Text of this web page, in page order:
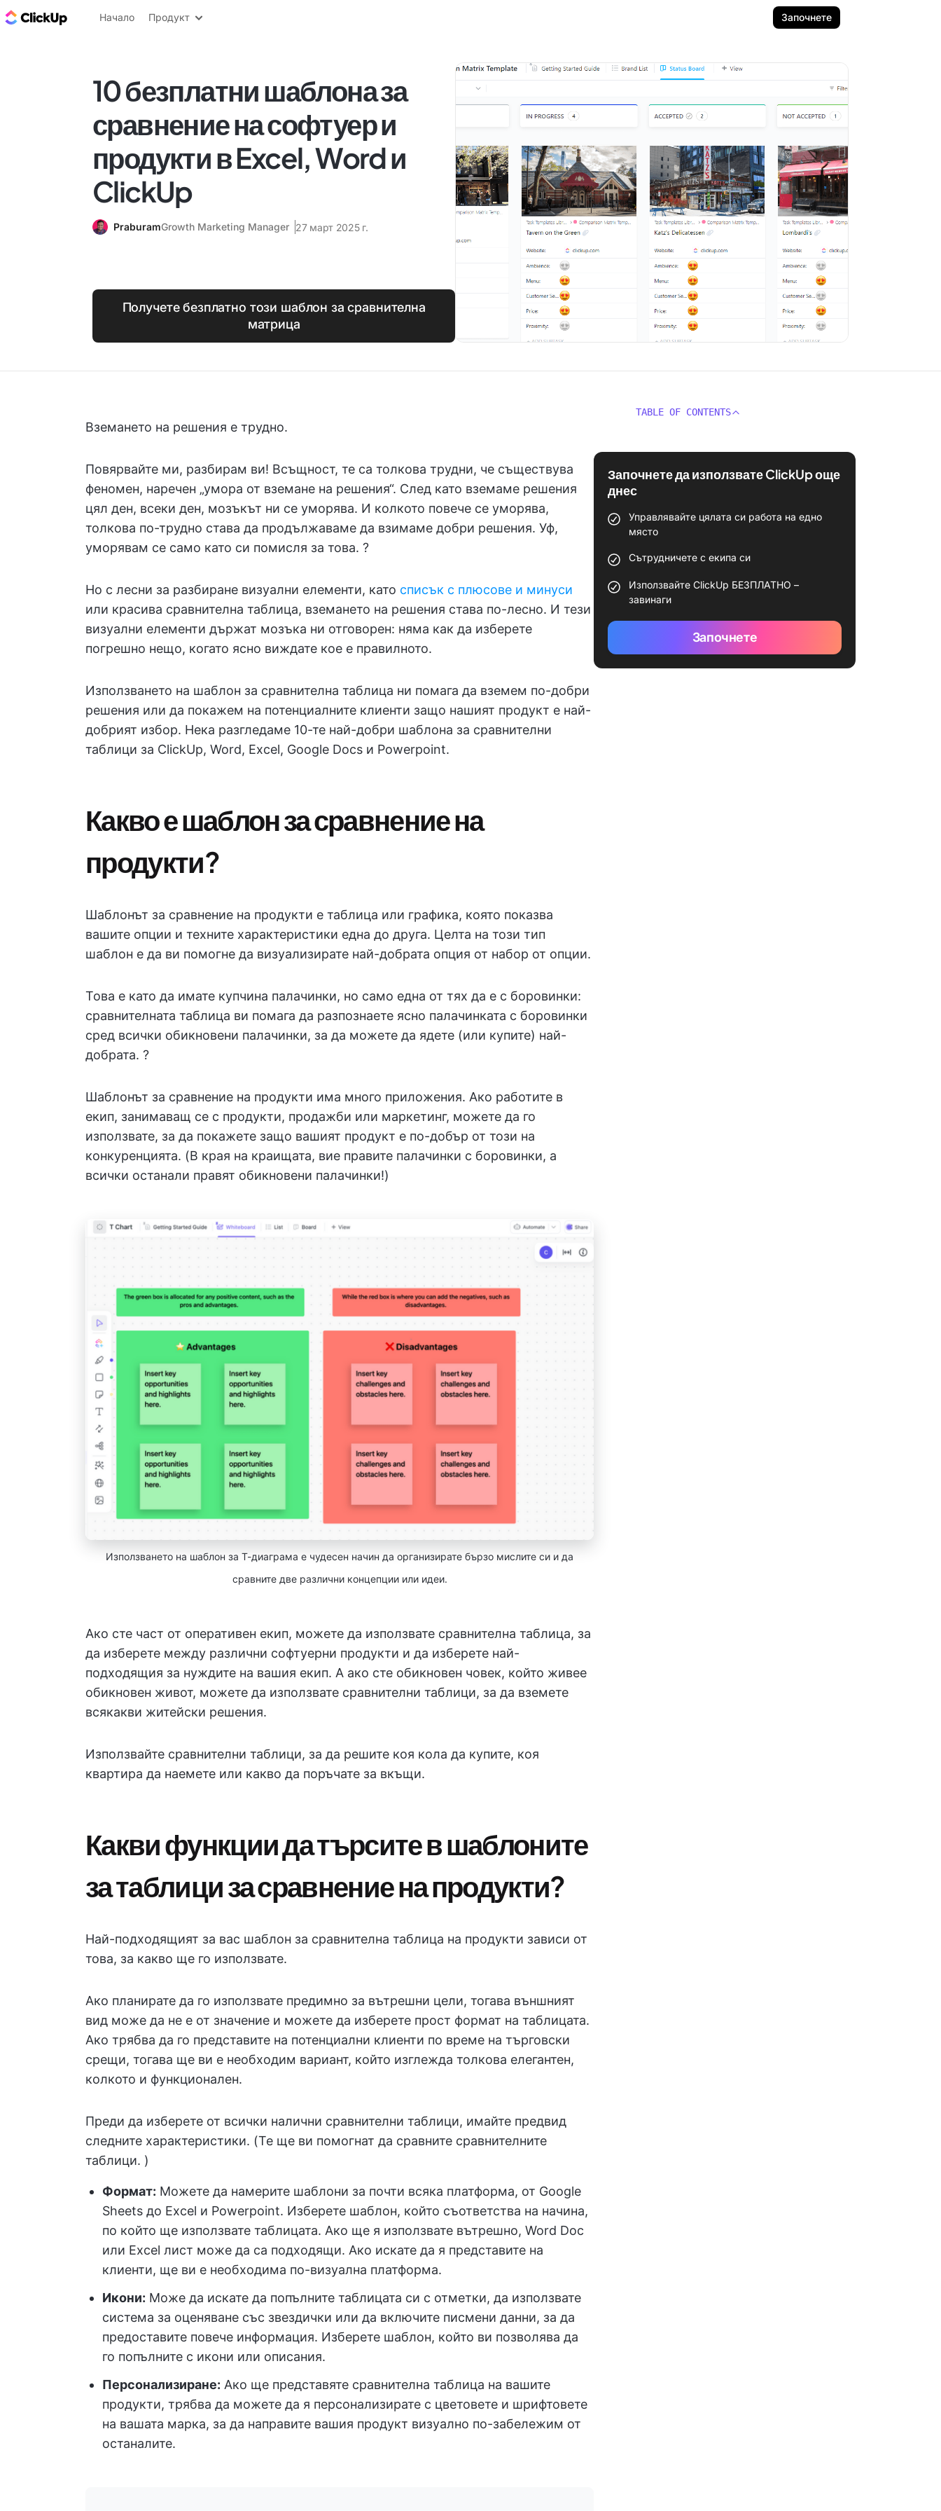
ClickUp блог
Начало Продукт Започнете
10 безплатни шаблона за
сравнение на софтуер и
продукти в Excel, Word и
ClickUp
PraburamGrowth Marketing Manager 27 март 2025 г.
Получете безплатно този шаблон за сравнителна
матрица
Вземането на решения е трудно.
Повярвайте ми, разбирам ви! Всъщност, те са толкова трудни, че съществува
феномен, наречен „умора от вземане на решения“. След като вземаме решения
цял ден, всеки ден, мозъкът ни се уморява. И колкото повече се уморява,
толкова по-трудно става да продължаваме да взимаме добри решения. Уф,
уморявам се само като си помисля за това. ?
Но с лесни за разбиране визуални елементи, като списък с плюсове и минуси
или красива сравнителна таблица, вземането на решения става по-лесно. И тези
визуални елементи държат мозъка ни отговорен: няма как да изберете
погрешно нещо, когато ясно виждате кое е правилното.
Използването на шаблон за сравнителна таблица ни помага да вземем по-добри
решения или да покажем на потенциалните клиенти защо нашият продукт е най-
добрият избор. Нека разгледаме 10-те най-добри шаблона за сравнителни
таблици за ClickUp, Word, Excel, Google Docs и Powerpoint.
Какво е шаблон за сравнение на
продукти?
Шаблонът за сравнение на продукти е таблица или графика, която показва
вашите опции и техните характеристики една до друга. Целта на този тип
шаблон е да ви помогне да визуализирате най-добрата опция от набор от опции.
Това е като да имате купчина палачинки, но само една от тях да е с боровинки:
сравнителната таблица ви помага да разпознаете ясно палачинката с боровинки
сред всички обикновени палачинки, за да можете да ядете (или купите) най-
добрата. ?
Шаблонът за сравнение на продукти има много приложения. Ако работите в
екип, занимаващ се с продукти, продажби или маркетинг, можете да го
използвате, за да покажете защо вашият продукт е по-добър от този на
конкуренцията. (В края на краищата, вие правите палачинки с боровинки, а
всички останали правят обикновени палачинки!)
Използването на шаблон за T-диаграма е чудесен начин да организирате бързо мислите си и да
сравните две различни концепции или идеи.
Ако сте част от оперативен екип, можете да използвате сравнителна таблица, за
да изберете между различни софтуерни продукти и да изберете най-
подходящия за нуждите на вашия екип. А ако сте обикновен човек, който живее
обикновен живот, можете да използвате сравнителни таблици, за да вземете
всякакви житейски решения.
Използвайте сравнителни таблици, за да решите коя кола да купите, коя
квартира да наемете или какво да поръчате за вкъщи.
Какви функции да търсите в шаблоните
за таблици за сравнение на продукти?
Най-подходящият за вас шаблон за сравнителна таблица на продукти зависи от
това, за какво ще го използвате.
Ако планирате да го използвате предимно за вътрешни цели, тогава външният
вид може да не е от значение и можете да изберете прост формат на таблицата.
Ако трябва да го представите на потенциални клиенти по време на търговски
срещи, тогава ще ви е необходим вариант, който изглежда толкова елегантен,
колкото и функционален.
Преди да изберете от всички налични сравнителни таблици, имайте предвид
следните характеристики. (Те ще ви помогнат да сравните сравнителните
таблици. )
Формат: Можете да намерите шаблони за почти всяка платформа, от Google
Sheets до Excel и Powerpoint. Изберете шаблон, който съответства на начина,
по който ще използвате таблицата. Ако ще я използвате вътрешно, Word Doc
или Excel лист може да са подходящи. Ако искате да я представите на
клиенти, ще ви е необходима по-визуална платформа.
Икони: Може да искате да попълните таблицата си с отметки, да използвате
система за оценяване със звездички или да включите писмени данни, за да
предоставите повече информация. Изберете шаблон, който ви позволява да
го попълните с икони или описания.
Персонализиране: Ако ще представяте сравнителна таблица на вашите
продукти, трябва да можете да я персонализирате с цветовете и шрифтовете
на вашата марка, за да направите вашия продукт визуално по-забележим от
останалите.
TABLE OF CONTENTS
Започнете да използвате ClickUp още
днес
Управлявайте цялата си работа на едно
място
Сътрудничете с екипа си
Използвайте ClickUp БЕЗПЛАТНО –
завинаги
Започнете